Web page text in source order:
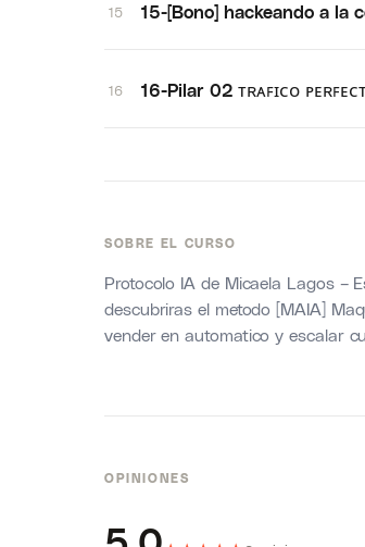
SOBRE EL CURSO
Protocolo IA de Micaela Lagos –
descubriras el metodo [MAIA]
vender en automatico y escalar
15 15-[Bono] hackeando a la
16 16-Pilar 02 ᴛʀᴀꜰɪᴄᴏ
OPINIONES